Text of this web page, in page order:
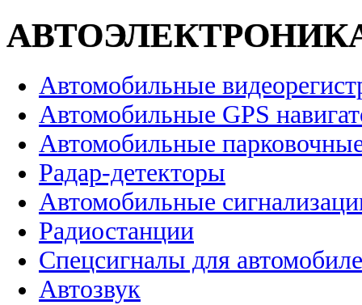
Автомобильные
Автомобильные GPS
Автомобильные
Радар-детекторы
Автомобильные
Радиостанции
Спецсигналы для
Автозвук